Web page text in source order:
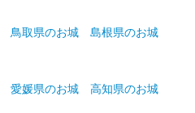
鳥取県のお城
島根県のお城
愛媛県のお城
高知県のお城